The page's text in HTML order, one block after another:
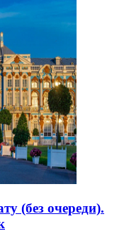
(без очереди).